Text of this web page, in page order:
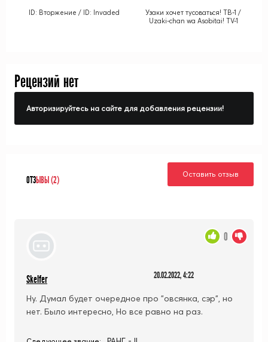
ID: Вторжение / ID: Invaded
Узаки хочет тусоваться! ТВ-1 /
Uzaki-chan wa Asobitai! TV-1
Рецензий нет
Авторизируйтесь на сайте для добавления рецензии!
ОТЗЫВЫ (2)
Оставить отзыв
Skelfer 20.02.2022, 4:22
Ну. Думал будет очередное про "овсянка, сэр", но
нет. Было интересно, Но все равно на раз.
0